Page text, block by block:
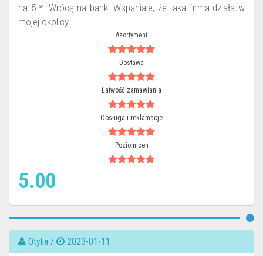
na 5 *. Wrócę na bank. Wspaniale, że taka firma działa w
mojej okolicy.
Asortyment
Dostawa
Łatwość zamawiania
Obsługa i reklamacje
Poziom cen
5.00
Otylia / 2023-01-11